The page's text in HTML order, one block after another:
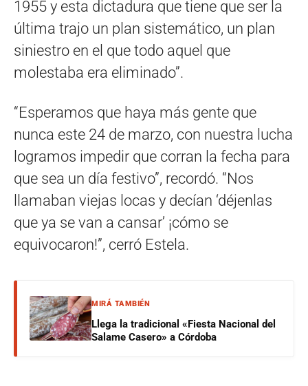
1955 y esta dictadura que tiene que ser la
última trajo un plan sistemático, un plan
siniestro en el que todo aquel que
molestaba era eliminado”.
“Esperamos que haya más gente que
nunca este 24 de marzo, con nuestra lucha
logramos impedir que corran la fecha para
que sea un día festivo”, recordó. “Nos
llamaban viejas locas y decían ‘déjenlas
que ya se van a cansar’ ¡cómo se
equivocaron!”, cerró Estela.
MIRÁ TAMBIÉN
Llega la tradicional «Fiesta Nacional del
Salame Casero» a Córdoba